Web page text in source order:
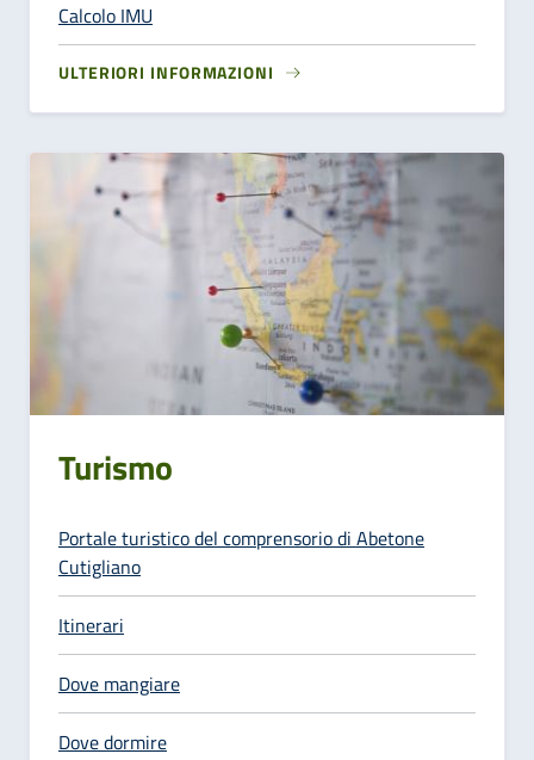
Calcolo IMU
ULTERIORI INFORMAZIONI
Turismo
Portale turistico del comprensorio di Abetone
Cutigliano
Itinerari
Dove mangiare
Dove dormire